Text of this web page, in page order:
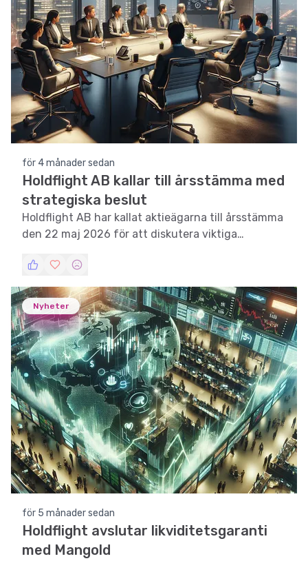
för 4 månader sedan
Holdflight AB kallar till årsstämma med
strategiska beslut
Holdflight AB har kallat aktieägarna till årsstämma
den 22 maj 2026 för att diskutera viktiga
Nyheter
för 5 månader sedan
Holdflight avslutar likviditetsgaranti
med Mangold